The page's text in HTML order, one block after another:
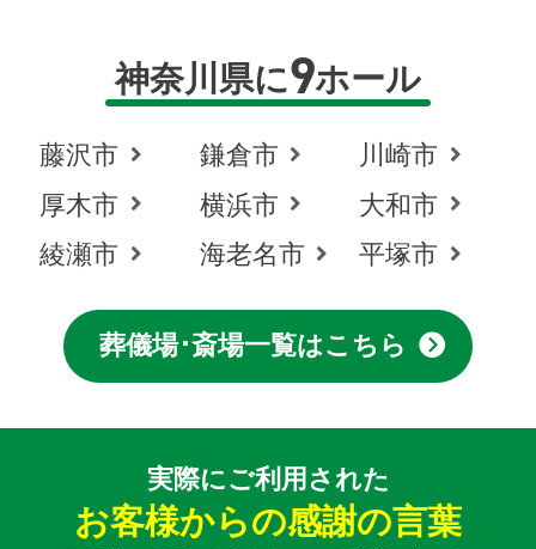
神奈川県に9ホール
藤沢市 鎌倉市
川崎市
厚木市
横浜市
大和市
綾瀬市
海老名市 平塚市
葬儀場･斎場一覧はこちら
実際にご利用された
お客様からの感謝の言葉